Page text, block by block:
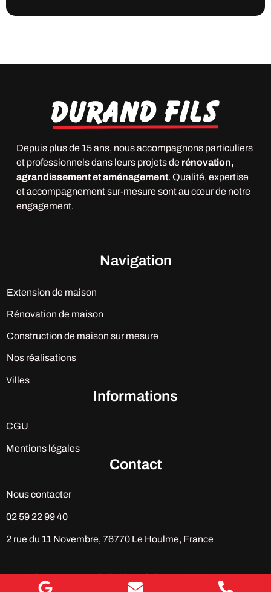
Depuis plus de 15 ans, nous accompagnons particuliers
et professionnels dans leurs projets de rénovation,
agrandissement et aménagement. Qualité, expertise
et accompagnement sur-mesure sont au cœur de notre
engagement.
Navigation
Extension de maison
Rénovation de maison
Construction de maison sur mesure
Nos réalisations
Villes
Informations
CGU
Mentions légales
Contact
Nous contacter
02 59 22 99 40
2 rue du 11 Novembre, 76770 Le Houlme, France
Copyright © 2025. Tous droits réservés à Durand Fils®